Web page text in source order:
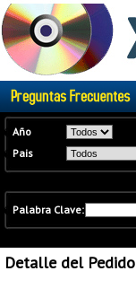
� Año
� Pais
� Palabra Clave:
Detalle del Pedido